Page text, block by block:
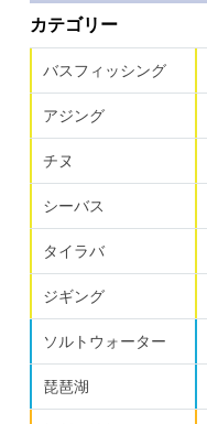
カテゴリー
バスフィッシング
アジング
チヌ
シーバス
タイラバ
ジギング
ソルトウォーター
琵琶湖